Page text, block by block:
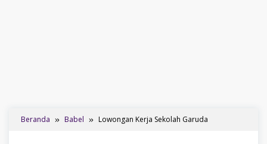
Beranda Babel Lowongan Kerja Sekolah Garuda